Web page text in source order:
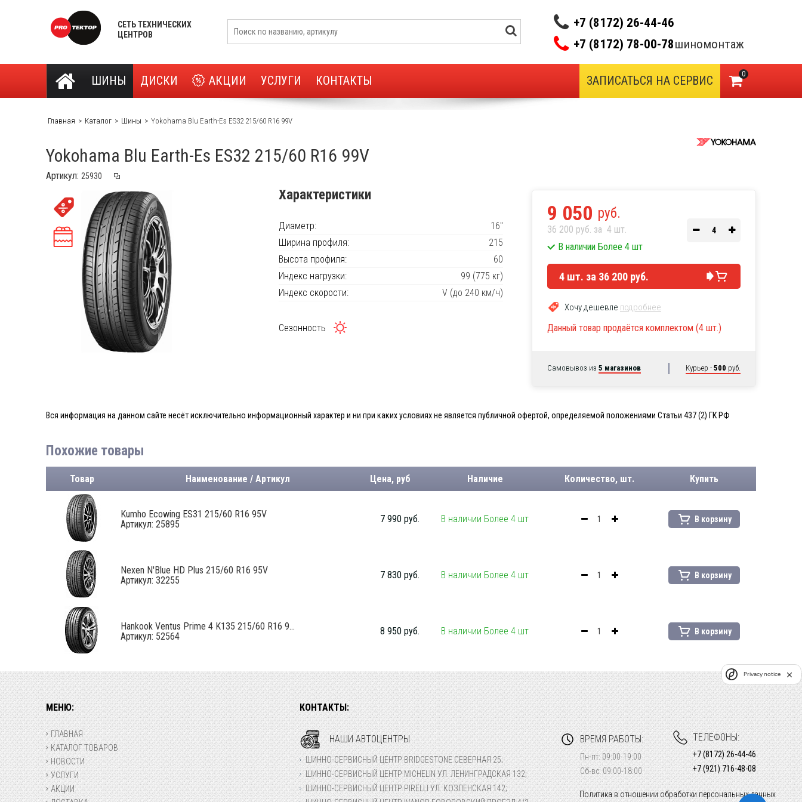
СЕТЬ ТЕХНИЧЕСКИХ
ЦЕНТРОВ
+7 (8172) 26-44-46
+7 (8172) 78-00-78шиномонтаж
ШИНЫ ДИСКИ АКЦИИ УСЛУГИ КОНТАКТЫ 0
ЗАПИСАТЬСЯ НА СЕРВИС
Главная Каталог Шины Yokohama Blu Earth-Es ES32 215/60 R16 99V
Yokohama Blu Earth-Es ES32 215/60 R16 99V
Артикул:
Характеристики
Диаметр:
16"
Ширина профиля:
215
Высота профиля:
60
Индекс нагрузки:
99 (775 кг)
Индекс скорости:
V (до 240 км/ч)
Сезонность
9 050 руб.
36 200 руб. за 4 шт.
В наличии Более 4 шт
4 шт. за 36 200 руб.
Хочу дешевле подробнее
Данный товар продаётся комплектом (4 шт.)
Самовывоз из 5 магазинов Курьер - 500 руб.
Вся информация на данном сайте несёт исключительно информационный характер и ни при каких условиях не является публичной офертой, определяемой положениями Статьи 437 (2) ГК РФ
Похожие товары
Товар Наименование / Артикул Цена, руб Наличие Количество, шт. Купить
Kumho Ecowing ES31 215/60 R16 95V
Артикул: 25895
7 990 руб. В наличии Более 4 шт В корзину
Nexen N'Blue HD Plus 215/60 R16 95V
Артикул: 32255
7 830 руб. В наличии Более 4 шт В корзину
Hankook Ventus Prime 4 K135 215/60 R16 9...
Артикул: 52564
8 950 руб. В наличии Более 4 шт В корзину
МЕНЮ:
ГЛАВНАЯ
КАТАЛОГ ТОВАРОВ
НОВОСТИ
УСЛУГИ
АКЦИИ
КОНТАКТЫ:
НАШИ АВТОЦЕНТРЫ
ШИННО-СЕРВИСНЫЙ ЦЕНТР BRIDGESTONE СЕВЕРНАЯ 25;
ШИННО-СЕРВИСНЫЙ ЦЕНТР MICHELIN УЛ. ЛЕНИНГРАДСКАЯ 132;
ШИННО-СЕРВИСНЫЙ ЦЕНТР PIRELLI УЛ. КОЗЛЕНСКАЯ 142;
ВРЕМЯ РАБОТЫ:
Пн-пт: 09:00-19:00
Сб-вс: 09:00-18:00
Политика в отношении обработки персональных данных
ТЕЛЕФОНЫ:
+7 (8172) 26-44-46
+7 (921) 716-48-08
Privacy notice